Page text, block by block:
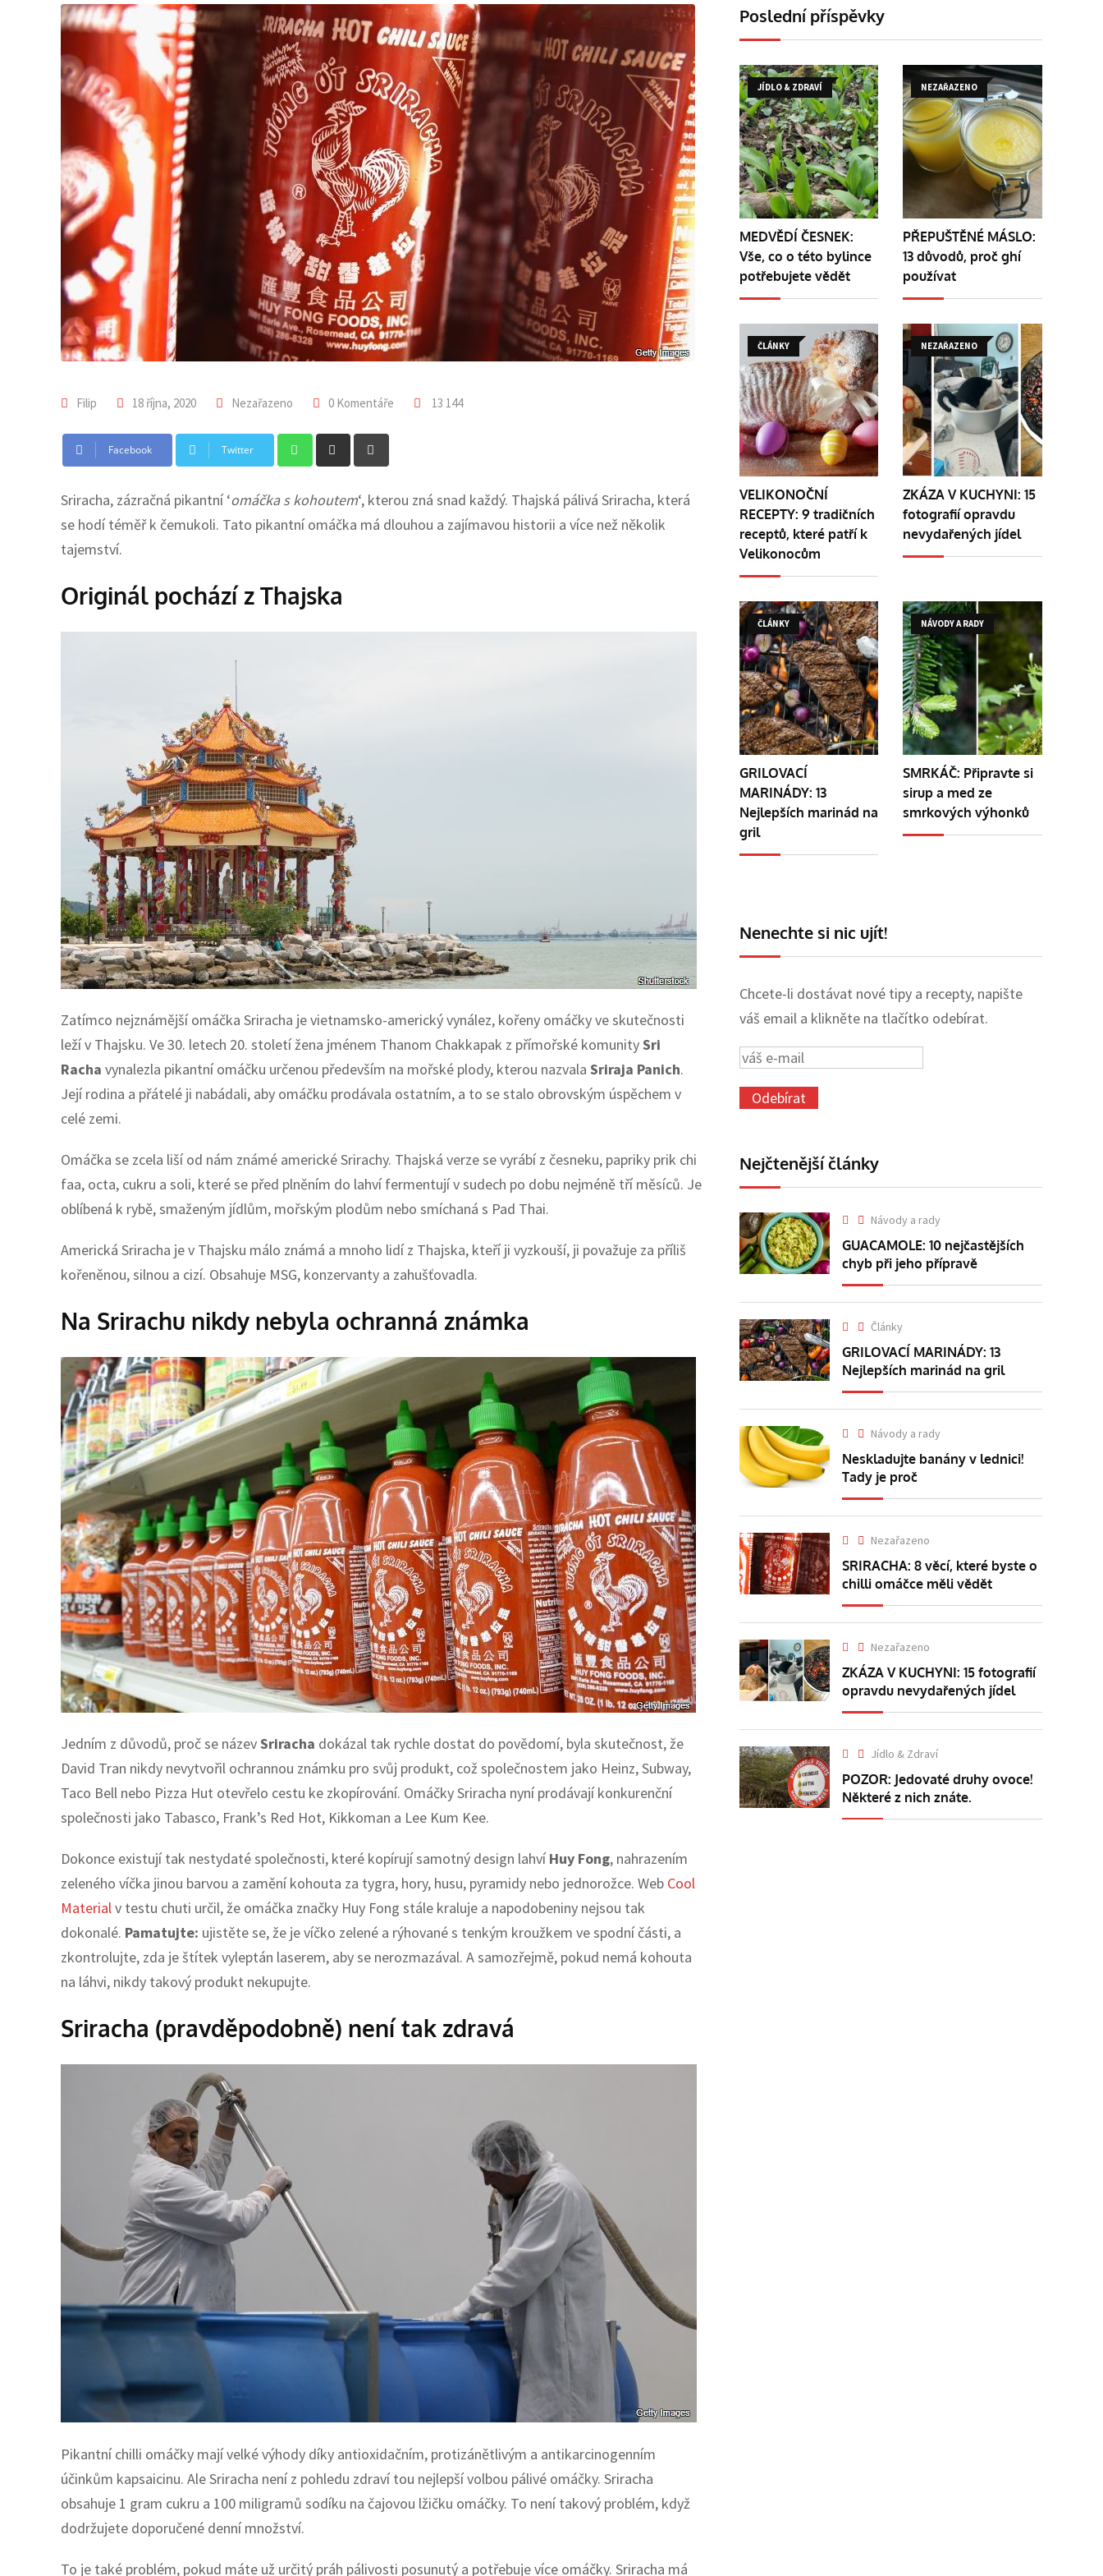
Filip 18 října, 2020 Nezařazeno 0 Komentáře 13 144
Facebook Twitter Whatsapp
Share
via
Email
Sriracha, zázračná pikantní ‘omáčka s kohoutem‘, kterou zná snad každý. Thajská pálivá Sriracha, která
se hodí téměř k čemukoli. Tato pikantní omáčka má dlouhou a zajímavou historii a více než několik
tajemství.
Originál pochází z Thajska
Zatímco nejznámější omáčka Sriracha je vietnamsko-americký vynález, kořeny omáčky ve skutečnosti
leží v Thajsku. Ve 30. letech 20. století žena jménem Thanom Chakkapak z přímořské komunitySri
Racha vynalezla pikantní omáčku určenou především na mořské plody, kterou nazvala Sriraja Panich.
Její rodina a přátelé ji nabádali, aby omáčku prodávala ostatním, a to se stalo obrovským úspěchem v
celé zemi.
Omáčka se zcela liší od nám známé americké Srirachy. Thajská verze se vyrábí z česneku, papriky prik chi
faa, octa, cukru a soli, které se před plněním do lahví fermentují v sudech po dobu nejméně tří měsíců. Je
oblíbená k rybě, smaženým jídlům, mořským plodům nebo smíchaná s Pad Thai.
Americká Sriracha je v Thajsku málo známá a mnoho lidí z Thajska, kteří ji vyzkouší, ji považuje za příliš
kořeněnou, silnou a cizí. Obsahuje MSG, konzervanty a zahušťovadla.
Na Srirachu nikdy nebyla ochranná známka
Jedním z důvodů, proč se názevSriracha dokázal tak rychle dostat do povědomí, byla skutečnost, že
David Tran nikdy nevytvořil ochrannou známku pro svůj produkt, což společnostem jako Heinz, Subway,
Taco Bell nebo Pizza Hut otevřelo cestu ke zkopírování. Omáčky Sriracha nyní prodávají konkurenční
společnosti jako Tabasco, Frank’s Red Hot, Kikkoman a Lee Kum Kee.
Dokonce existují tak nestydaté společnosti, které kopírují samotný design lahví Huy Fong, nahrazením
zeleného víčka jinou barvou a zamění kohouta za tygra, hory, husu, pyramidy nebo jednorožce. Web Cool
Materialv testu chuti určil, že omáčka značky Huy Fong stále kraluje a napodobeniny nejsou tak
dokonalé. Pamatujte: ujistěte se, že je víčko zelené a rýhované s tenkým kroužkem ve spodní části, a
zkontrolujte, zda je štítek vyleptán laserem, aby se nerozmazával. A samozřejmě, pokud nemá kohouta
na láhvi, nikdy takový produkt nekupujte.
Sriracha (pravděpodobně) není tak zdravá
Pikantní chilli omáčky mají velké výhody díky antioxidačním, protizánětlivým a antikarcinogenním
účinkům kapsaicinu. Ale Sriracha není z pohledu zdraví tou nejlepší volbou pálivé omáčky. Sriracha
obsahuje 1 gram cukru a 100 miligramů sodíku na čajovou lžičku omáčky. To není takový problém, když
dodržujete doporučené denní množství.
To je také problém, pokud máte už určitý práh pálivosti posunutý a potřebuje více omáčky. Sriracha má
Poslední příspěvky
JÍDLO & ZDRAVÍ
MEDVĚDÍ ČESNEK:
Vše, co o této bylince
potřebujete vědět
NEZAŘAZENO
PŘEPUŠTĚNÉ MÁSLO:
13 důvodů, proč ghí
používat
ČLÁNKY
VELIKONOČNÍ
RECEPTY: 9 tradičních
receptů, které patří k
Velikonocům
NEZAŘAZENO
ZKÁZA V KUCHYNI: 15
fotografií opravdu
nevydařených jídel
ČLÁNKY
GRILOVACÍ
MARINÁDY: 13
Nejlepších marinád na
gril
NÁVODY A RADY
SMRKÁČ: Připravte si
sirup a med ze
smrkových výhonků
Nenechte si nic ujít!
Chcete-li dostávat nové tipy a recepty, napište
váš email a klikněte na tlačítko odebírat.
Nejčtenější články
Návody a rady
GUACAMOLE: 10 nejčastějších
chyb při jeho přípravě
Články
GRILOVACÍ MARINÁDY: 13
Nejlepších marinád na gril
Návody a rady
Neskladujte banány v lednici!
Tady je proč
Nezařazeno
SRIRACHA: 8 věcí, které byste o
chilli omáčce měli vědět
Nezařazeno
ZKÁZA V KUCHYNI: 15 fotografií
opravdu nevydařených jídel
Jídlo & Zdraví
POZOR: Jedovaté druhy ovoce!
Některé z nich znáte.